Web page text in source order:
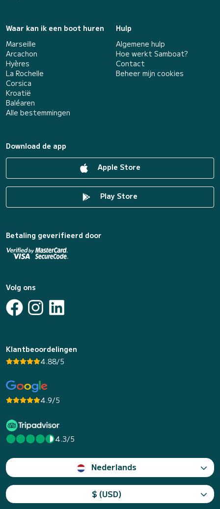
Waar kan ik een boot huren
Marseille
Arcachon
Hyères
La Rochelle
Corsica
Kroatië
Baléaren
Alle bestemmingen
Hulp
Algemene hulp
Hoe werkt Samboat?
Contact
Beheer mijn cookies
Download de app
Apple Store
Play Store
Betaling geverifieerd door
Volg ons
Klantbeoordelingen
4.88/5
4.9/5
4.3/5
Nederlands
$ (USD)